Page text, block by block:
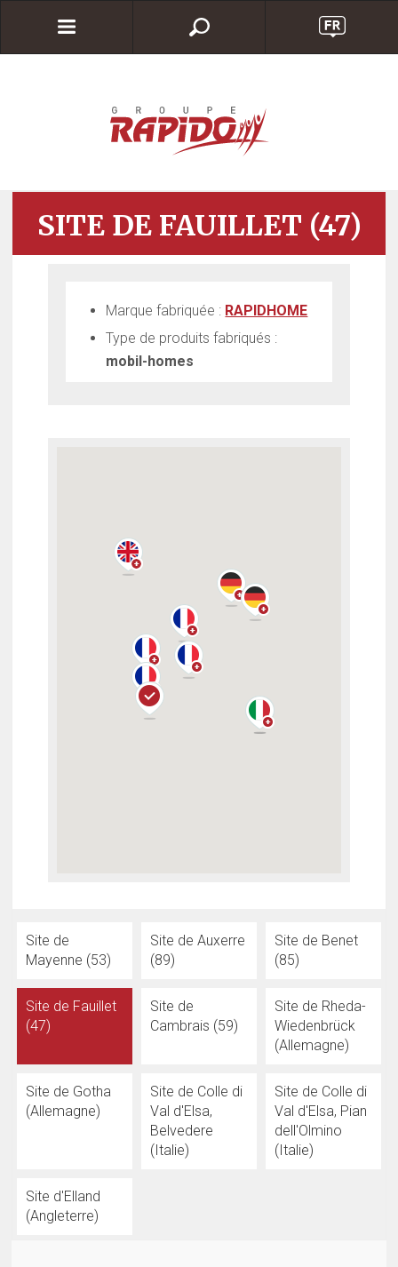
SITE DE FAUILLET (47)
Marque fabriquée : RAPIDHOME
Type de produits fabriqués :
mobil-homes
Site de
Mayenne (53)
Site de Auxerre
(89)
Site de Benet
(85)
Site de Fauillet
(47)
Site de
Cambrais (59)
Site de Rheda-
Wiedenbrück
(Allemagne)
Site de Gotha
(Allemagne)
Site de Colle di
Val d'Elsa,
Belvedere
(Italie)
Site de Colle di
Val d'Elsa, Pian
dell'Olmino
(Italie)
Site d'Elland
(Angleterre)